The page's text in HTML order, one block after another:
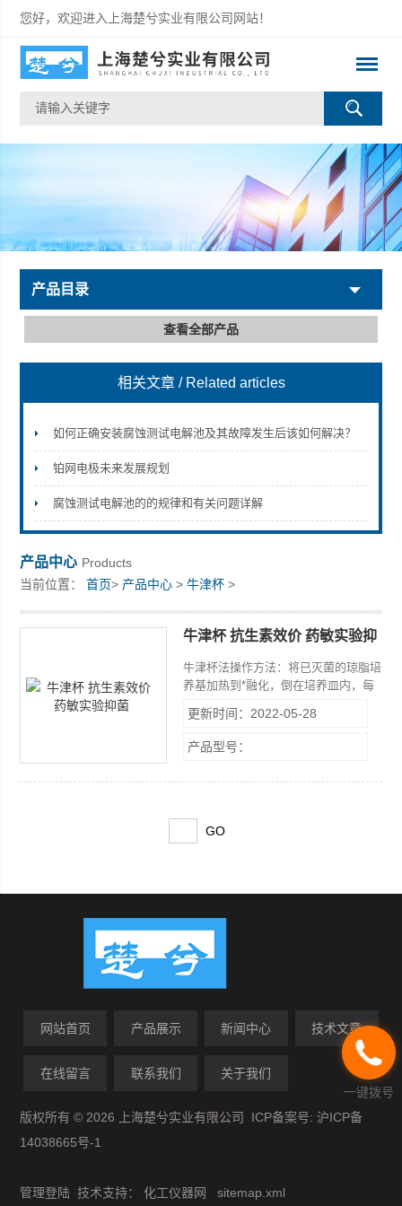
您好，欢迎进入上海楚兮实业有限公司网站！
上海楚兮实业有限公司
产品目录
查看全部产品
相关文章 / Related articles
如何正确安装腐蚀测试电解池及其故障发生后该如何解决？
铂网电极未来发展规划
腐蚀测试电解池的的规律和有关问题详解
产品中心 Products
当前位置：首页> 产品中心 >牛津杯 >
牛津杯 抗生素效价 药敏实验抑
牛津杯法操作方法：将已灭菌的琼脂培
养基加热到*融化，倒在培养皿内，每
将融化的PDA培养基冷却到50℃左右
混入试验菌17号，将混有菌的培养基5
ml加到已凝固的培养基上待凝固（上
端要光滑，也可用玻璃管、瓷管），轻
轻加压，使其与培养基接触无空隙，在
更新时间：2022-05-28
产品型号：
网站首页 产品展示 新闻中心 技术文章
在线留言 联系我们 关于我们
版权所有 © 2026 上海楚兮实业有限公司 ICP备案号:沪ICP备
14038665号-1
管理登陆 技术支持：化工仪器网 sitemap.xml
一键拨号